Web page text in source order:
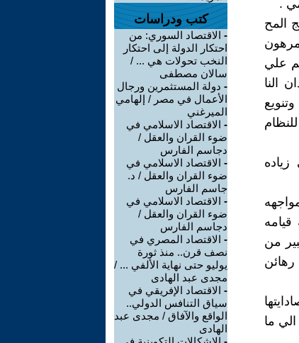
.
المح
مرهون
علي
النا
من
رهائن
ما
كتب ودراسات
- الاقتصاد السوري: من
احتكار الدولة إلى احتكار
النخب تحولات هي ... /
سالان مصطفى
- دولة المستثمرين ورجال
الأعمال في مصر / إلهامي
الميرغني
- الاقتصاد الاسلامي في
ضوء القران والعقل /
دجاسم الفارس
- الاقتصاد الاسلامي في
ضوء القران والعقل / د.
جاسم الفارس
- الاقتصاد الاسلامي في
ضوء القران والعقل /
دجاسم الفارس
- الاقتصاد المصري في
نصف قرن.. منذ ثورة
يوليو حتى نهاية الألفي ... /
مجدى عبد الهادى
- الاقتصاد الإفريقي في
سياق التنافس الدولي..
الواقع والآفاق / مجدى عبد
الهادى